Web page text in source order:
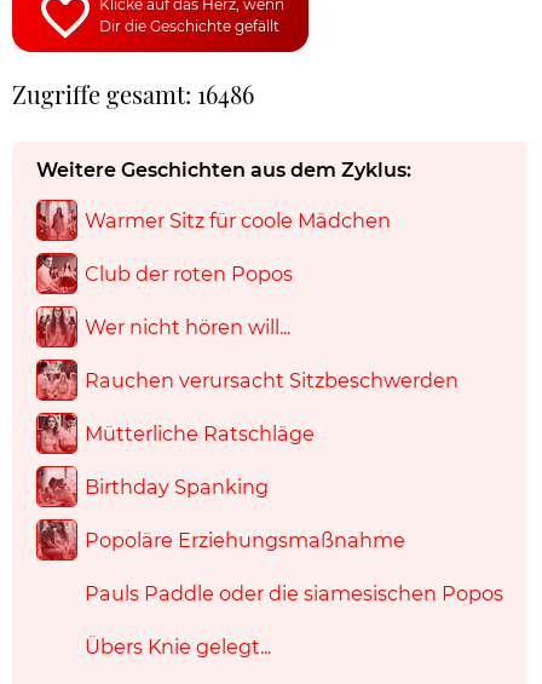
Klicke auf das Herz, wenn
Dir die Geschichte gefällt
Zugriffe gesamt: 16486
Weitere Geschichten aus dem Zyklus:
Warmer Sitz für coole Mädchen
Club der roten Popos
Wer nicht hören will...
Rauchen verursacht Sitzbeschwerden
Mütterliche Ratschläge
Birthday Spanking
Popoläre Erziehungsmaßnahme
Pauls Paddle oder die siamesischen Popos
Übers Knie gelegt...